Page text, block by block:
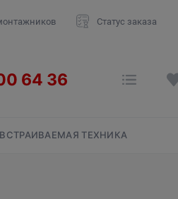
Статус заказа
ВСТРАИВАЕМАЯ ТЕХНИКА